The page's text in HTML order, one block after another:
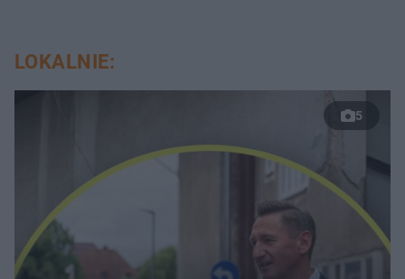
LOKALNIE:
5